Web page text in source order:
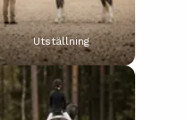
Utställning